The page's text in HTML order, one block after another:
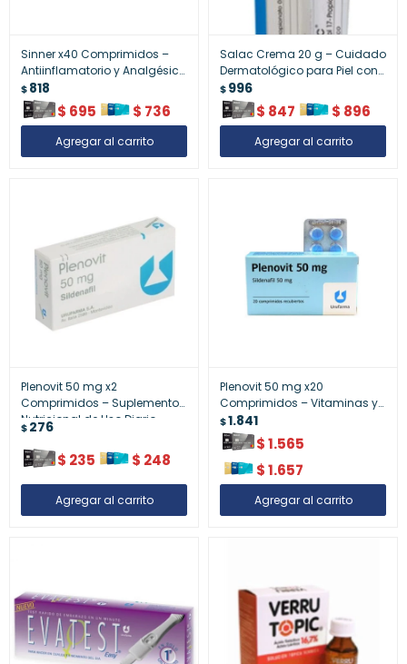
Sinner x40 Comprimidos –
Antiinflamatorio y Analgésico
Eficaz
$818
$ 695 $ 736
Salac Crema 20 g – Cuidado
Dermatológico para Piel con
Imperfecciones
$996
$ 847 $ 896
Plenovit 50 mg x2
Comprimidos – Suplemento
Nutricional de Uso Diario
$276
$ 235 $ 248
Plenovit 50 mg x20
Comprimidos – Vitaminas y
Minerales para el Bienestar
Diario
$1.841
$1.565
$1.657